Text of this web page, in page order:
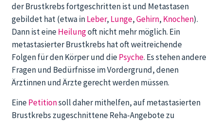
der Brustkrebs fortgeschritten ist und Metastasen
gebildet hat (etwa inLeber, Lunge,Gehirn, Knochen).
Dann ist eineHeilungoft nicht mehr möglich. Ein
metastasierter Brustkrebs hat oft weitreichende
Folgen für den Körper und diePsyche. Es stehen andere
Fragen und Bedürfnisse im Vordergrund, denen
Ärztinnen und Ärzte gerecht werden müssen.
EinePetitionsoll daher mithelfen, auf metastasierten
Brustkrebs zugeschnittene Reha-Angebote zu